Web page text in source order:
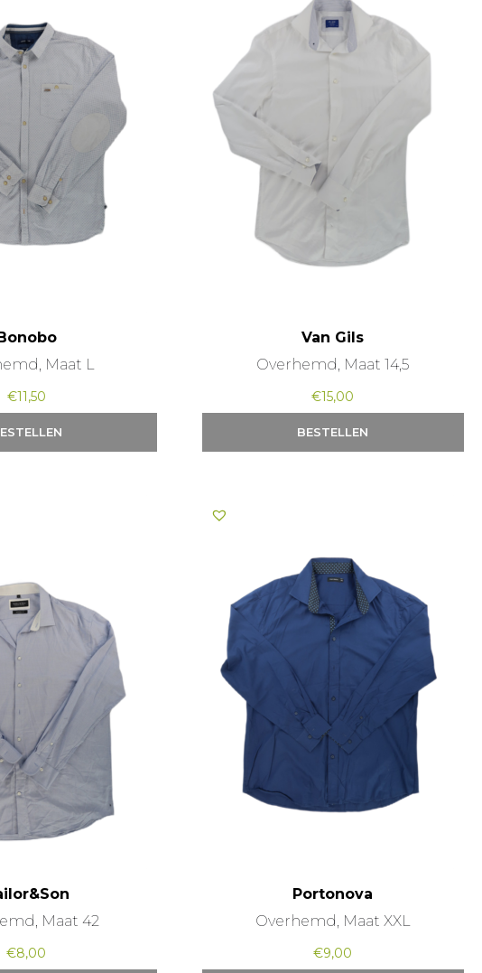
Maat L
€11,50
Van Gils
Overhemd, Maat 14,5
€15,00
BESTELLEN
Maat 42
€8,00
Portonova
Overhemd, Maat XXL
€9,00